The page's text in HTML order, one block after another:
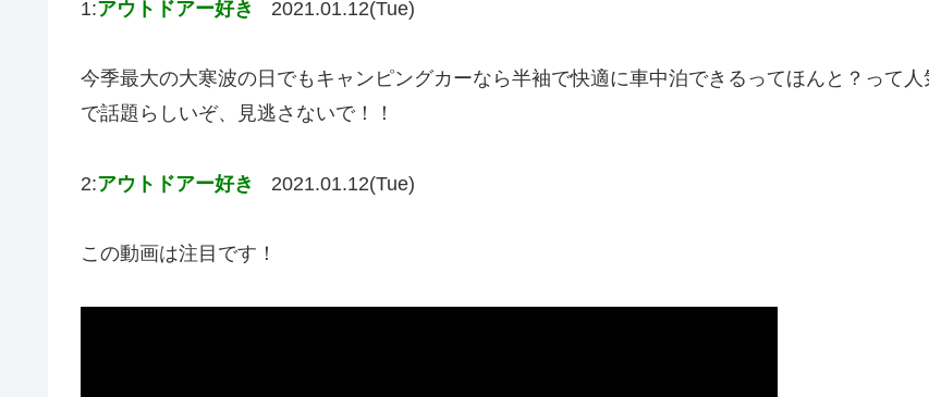
1:アウトドアー好き 2021.01.12(Tue)
今季最大の大寒波の日でもキャンピングカーなら半袖で快適に車中泊できるってほんと？って人
で話題らしいぞ、見逃さないで！！
2:アウトドアー好き 2021.01.12(Tue)
この動画は注目です！